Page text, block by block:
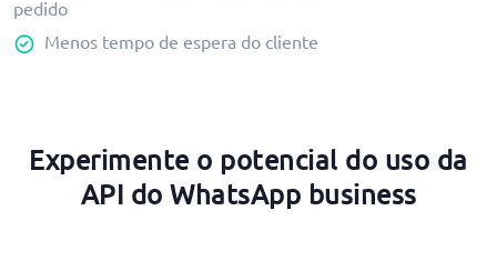
pedido
Menos tempo de espera do cliente
Experimente o potencial do uso da
API do WhatsApp business